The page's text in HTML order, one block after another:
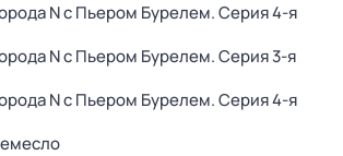
N с Пьером Бурелем. Серия 4-я
N с Пьером Бурелем. Серия 3-я
N с Пьером Бурелем. Серия 4-я